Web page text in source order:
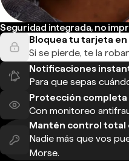
Seguridad integrada, no
Bloquea tu tarjeta
Si se pierde, te la
Notificaciones
Para que sepas
Protección
Con monitoreo
Mantén control total
Nadie más que vos
Morse.